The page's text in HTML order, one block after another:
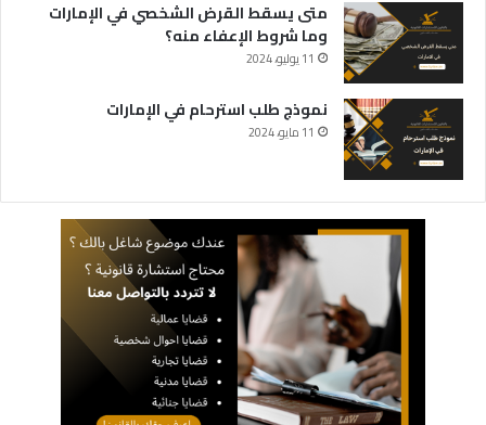
متى يسقط القرض الشخصي في الإمارات
وما شروط الإعفاء منه؟
11 يوليو، 2024
نموذج طلب استرحام في الإمارات
11 مايو، 2024